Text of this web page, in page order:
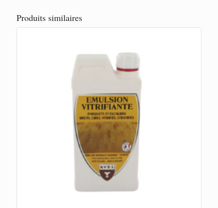
Produits similaires